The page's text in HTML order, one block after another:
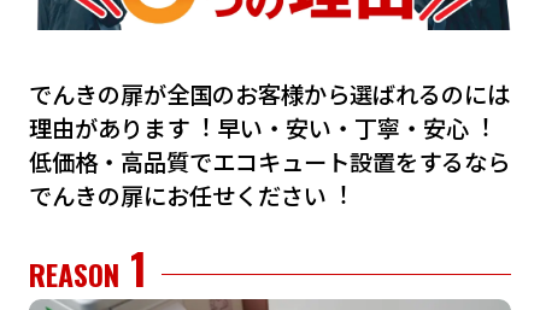
でんきの扉が全国のお客様から選ばれるのには
理由があります︕ 早い・安い・丁寧・安⼼︕
低価格・⾼品質でエコキュート設置をするなら
でんきの扉にお任せください︕
REASON 1